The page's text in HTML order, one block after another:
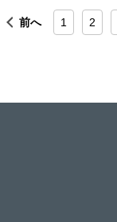
前へ 1 2